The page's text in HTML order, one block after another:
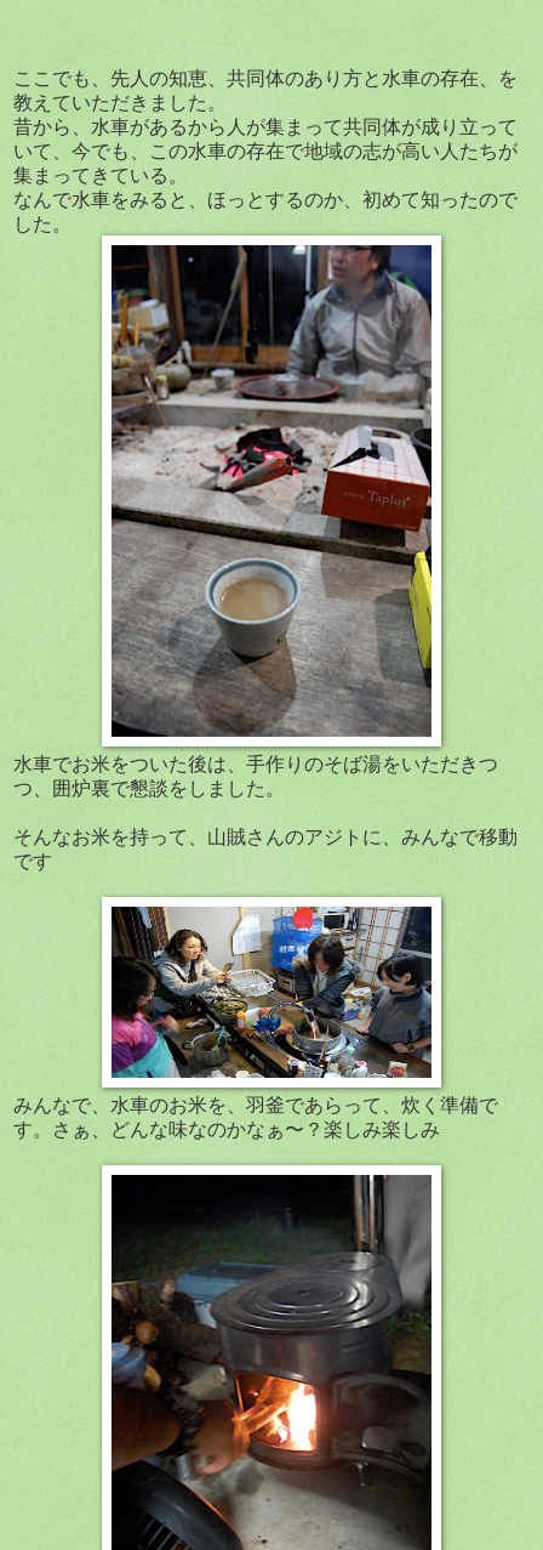
ここでも、先人の知恵、共同体のあり方と水車の存在、を
教えていただきました。
昔から、水車があるから人が集まって共同体が成り立って
いて、今でも、この水車の存在で地域の志が高い人たちが
集まってきている。
なんで水車をみると、ほっとするのか、初めて知ったので
した。
水車でお米をついた後は、手作りのそば湯をいただきつ
つ、囲炉裏で懇談をしました。
そんなお米を持って、山賊さんのアジトに、みんなで移動
です
みんなで、水車のお米を、羽釜であらって、炊く準備で
す。さぁ、どんな味なのかなぁ〜？楽しみ楽しみ